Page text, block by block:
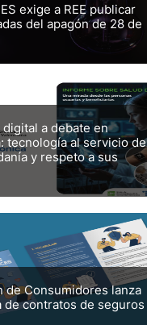
exige a REE publicar
del apagón de 28 de
digital a debate en
tecnología al servicio de
y respeto a sus
de Consumidores lanza
de contratos de seguros